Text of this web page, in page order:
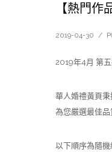
【熱門
2019-04-30 /
2019年4月 第
華人婚禮黃頁
為您嚴選最佳品
以下順序為隨機